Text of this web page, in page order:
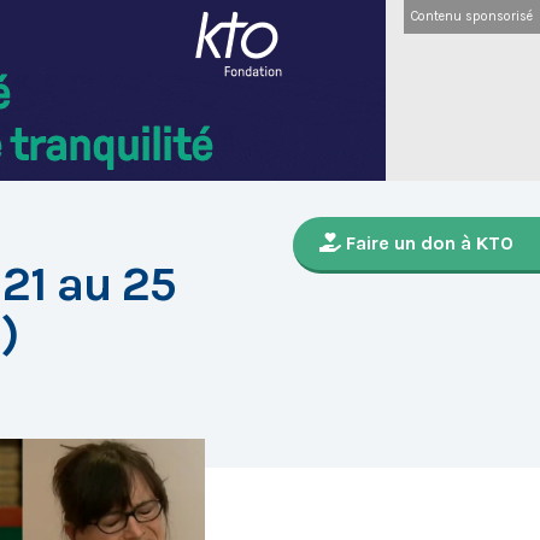
Contenu sponsorisé
Faire un don à KTO
au 25